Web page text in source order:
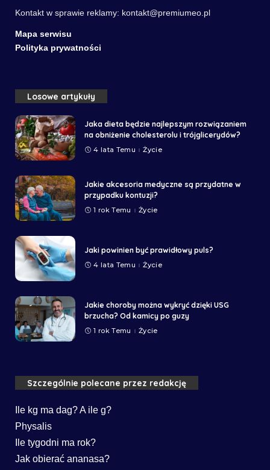
Kontakt w sprawie reklamy: kontakt@premiumeo.pl
Mapa serwisu
Polityka prywatności
Losowe artykuły
Jaka dieta będzie najlepszym rozwiązaniem
na obniżenie cholesterolu i trójglicerydów?
4 lata Temu Życie
Jakie akcesoria medyczne są przydatne w
przypadku kontuzji?
1 rok Temu Życie
Jaki powinien być prawidłowy puls?
4 lata Temu Życie
Jakie choroby można wykryć dzięki USG
brzucha? Od kamicy po guzy
1 rok Temu Życie
Szczególnie polecane przez redakcję
Ile kg ma dag? A ile g?
Physalis
Ile tygodni ma rok?
Jak obierać ananasa?